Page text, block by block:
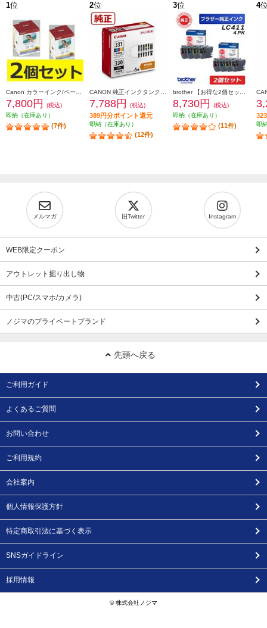
1位
7,800円
(税込)
即納（在庫あり）
(7件)
2位
7,788円 (税込)
389円分ポイント還元
即納（在庫あり）
(12件)
3位
8,730円
(税込)
即納（在庫あり）
(11件)
4
即
メルマガ 旧Twitter Instagram
WEB限定クーポン
アウトレット掘り出し物
中古(PC/スマホ/カメラ)
ノジマのプライベートブランド
先頭へ戻る
ご利用ガイド
よくあるご質問
お問い合わせ
ご利用規約
会社案内
個人情報保護方針
特定商取引法に基づく表示
SNSガイドライン
採用情報
© 株式会社ノジマ